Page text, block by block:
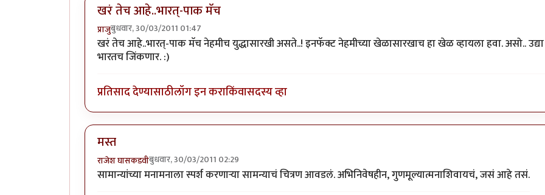
खरं तेच आहे..भारत्-पाक मॅच
प्राजुबुधवार, 30/03/2011 01:47
खरं तेच आहे..भारत्-पाक मॅच नेहमीच युद्धासारखी असते..! इनफॅक्ट नेहमीच्या खेळासारखाच हा खेळ व्हायला हवा. असो.. उद्या
भारतच जिंकणार. :)
प्रतिसाद देण्यासाठीलॉग इन कराकिंवासदस्य व्हा
मस्त
राजेश घासकडवीबुधवार, 30/03/2011 02:29
सामान्यांच्या मनामनाला स्पर्श करणाऱ्या सामन्याचं चित्रण आवडलं. अभिनिवेषहीन, गुणमूल्यात्मनाशिवायचं, जसं आहे तसं.